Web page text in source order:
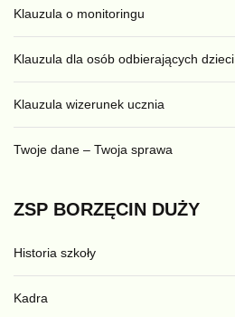
Klauzula o monitoringu
Klauzula dla osób odbierających dzieci
Klauzula wizerunek ucznia
Twoje dane – Twoja sprawa
ZSP BORZĘCIN DUŻY
Historia szkoły
Kadra